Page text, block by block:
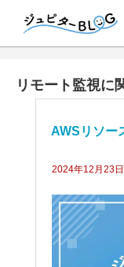
リモート監視に
AWSリソー
括監視する
2024年12月23日